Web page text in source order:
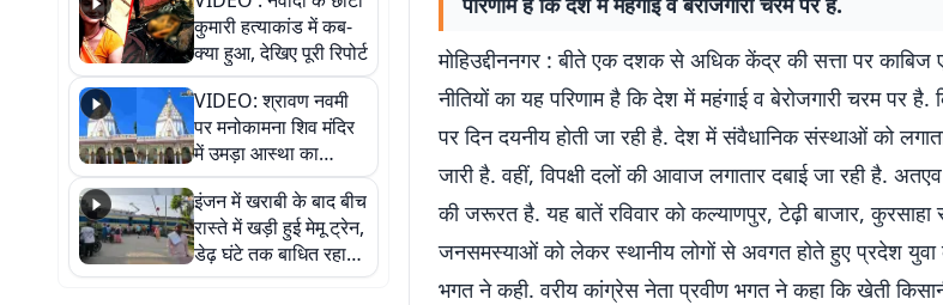
कुमारी हत्याकांड में कब-
क्या हुआ, देखिए पूरी रिपोर्ट
VIDEO: श्रावण नवमी
पर मनोकामना शिव मंदिर
में उमड़ा आस्था का
सैलाब, हर-हर महादेव के
जयघोष से गूंजा परिसर
इंजन में खराबी के बाद बीच
रास्ते में खड़ी हुई मेमू ट्रेन,
डेढ़ घंटे तक बाधित रहा
आवागमन
मोहिउद्दीननगर : बीते एक दशक से अधिक केंद्र की सत्ता पर काबिज
नीतियों का यह परिणाम है कि देश में महंगाई व बेरोजगारी चरम पर
पर दिन दयनीय होती जा रही है. देश में संवैधानिक संस्थाओं को
जारी है. वहीं, विपक्षी दलों की आवाज लगातार दबाई जा रही है.
की जरूरत है. यह बातें रविवार को कल्याणपुर, टेढ़ी बाजार, कुरसाहा
जनसमस्याओं को लेकर स्थानीय लोगों से अवगत होते हुए प्रदेश
भगत ने कही. वरीय कांग्रेस नेता प्रवीण भगत ने कहा कि खेती